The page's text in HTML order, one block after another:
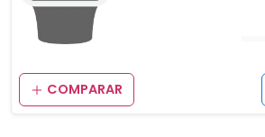
COMPARAR